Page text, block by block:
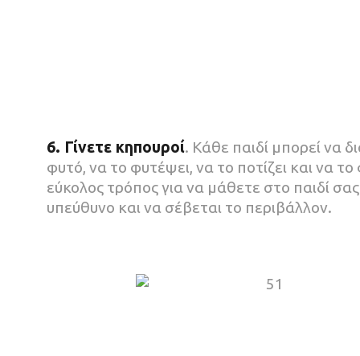
6. Γίνετε κηπουροί. Κάθε παιδί μπορεί να
φυτό, να το φυτέψει, να το ποτίζει και να το
εύκολος τρόπος για να μάθετε στο παιδί σας
υπεύθυνο και να σέβεται το περιβάλλον.